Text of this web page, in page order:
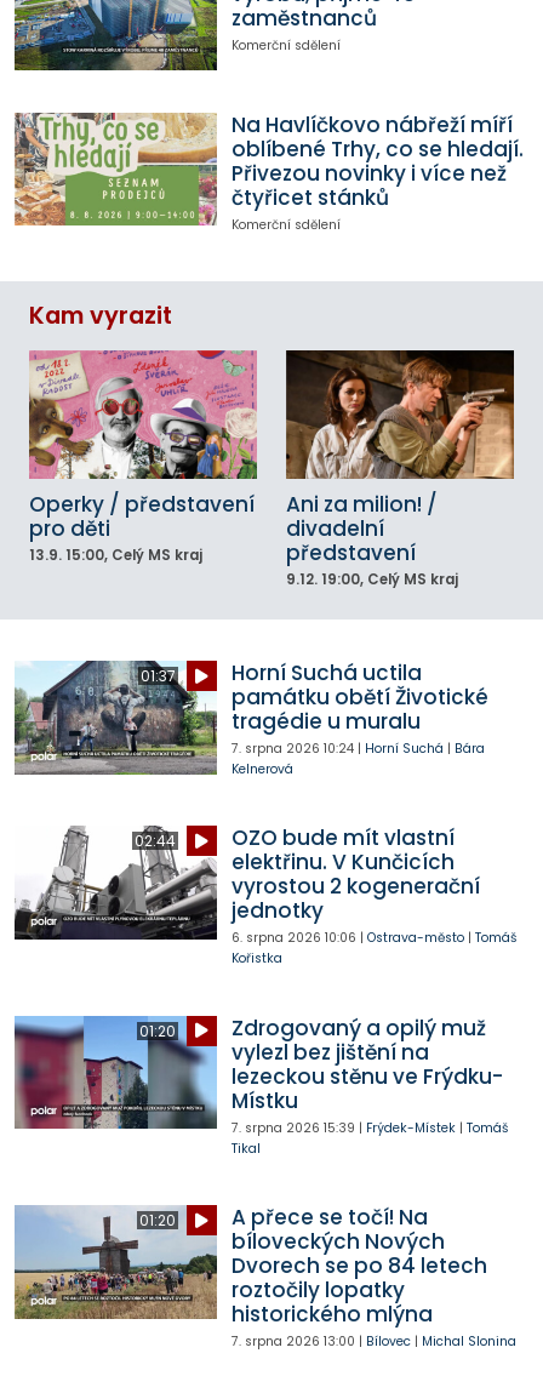
zaměstnanců
Komerční sdělení
Na Havlíčkovo nábřeží míří
oblíbené Trhy, co se hledají.
Přivezou novinky i více než
čtyřicet stánků
Komerční sdělení
Kam vyrazit
Operky / představení
pro děti
13.9. 15:00, Celý MS kraj
Ani za milion! /
divadelní
představení
9.12. 19:00, Celý MS kraj
01:37
Horní Suchá uctila
památku obětí Životické
tragédie u muralu
7. srpna 2026 10:24| Horní Suchá | Bára
Kelnerová
02:44
OZO bude mít vlastní
elektřinu. V Kunčicích
vyrostou 2 kogenerační
jednotky
6. srpna 2026 10:06 | Ostrava-město| Tomáš
Kořistka
01:20
Zdrogovaný a opilý muž
vylezl bez jištění na
lezeckou stěnu ve Frýdku-
Místku
7. srpna 2026 15:39 | Frýdek-Místek| Tomáš
Tikal
01:20
A přece se točí! Na
bíloveckých Nových
Dvorech se po 84 letech
roztočily lopatky
historického mlýna
7. srpna 2026 13:00 | Bílovec| Michal Slonina